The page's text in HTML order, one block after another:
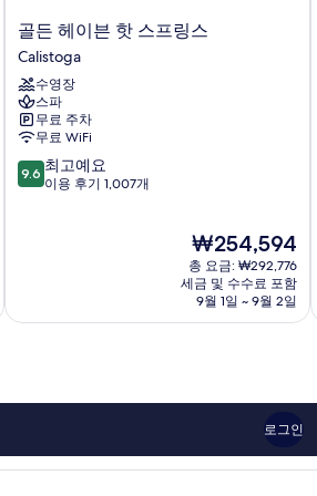
골
든
헤
이
븐
핫
스
프
링
골든 헤이븐 핫 스프링스
Calistoga
수영장
스파
무료 주차
무료 WiFi
10
점
고
용
1,007
9.6 최고예요
이용 후기 1,007개
현
재
요
금
₩254,594
₩254,594
총 요금: ₩292,776
세금 및 수수료 포함
9월 1일 ~ 9월 2일
로그인